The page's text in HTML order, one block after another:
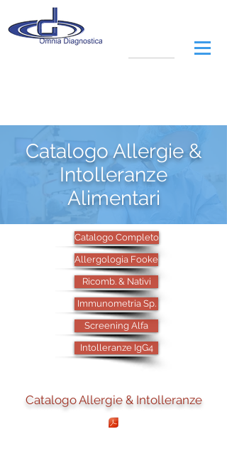
Catalogo Allergie &
Intolleranze
Alimentari
Catalogo Completo
Allergologia Fooke
Ricomb. & Nativi
Immunometria Sp.
Screening Alfa
Intolleranze IgG4
Catalogo Allergie & Intolleranze